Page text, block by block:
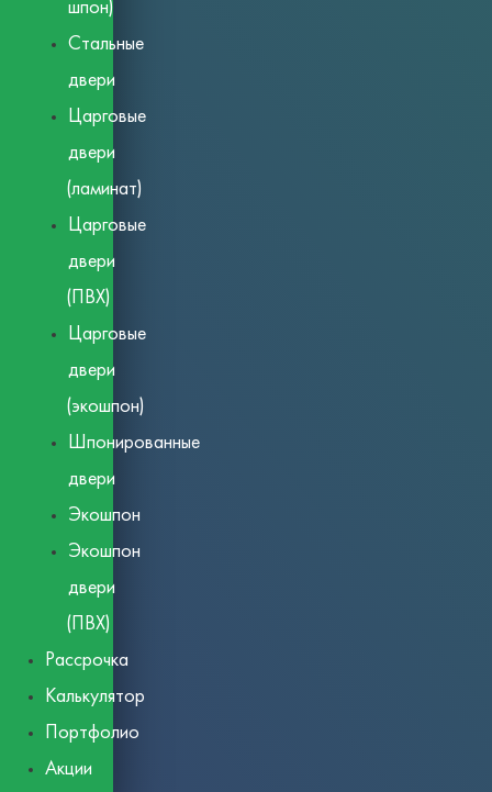
шпон)
Стальные
двери
Царговые
двери
(ламинат)
Царговые
двери
(ПВХ)
Царговые
двери
(экошпон)
Шпонированные
двери
Экошпон
Экошпон
двери
(ПВХ)
Рассрочка
Калькулятор
Портфолио
Акции